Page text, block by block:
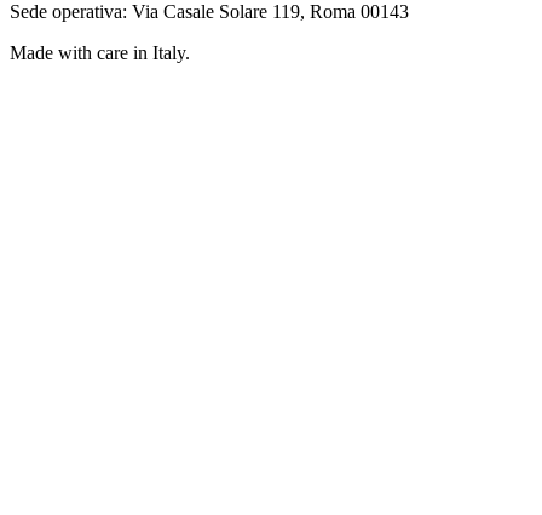
Sede operativa: Via Casale Solare 119, Roma 00143
Made with care in Italy.